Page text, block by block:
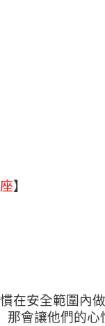
】
在安全範圍內
那會讓他們的心